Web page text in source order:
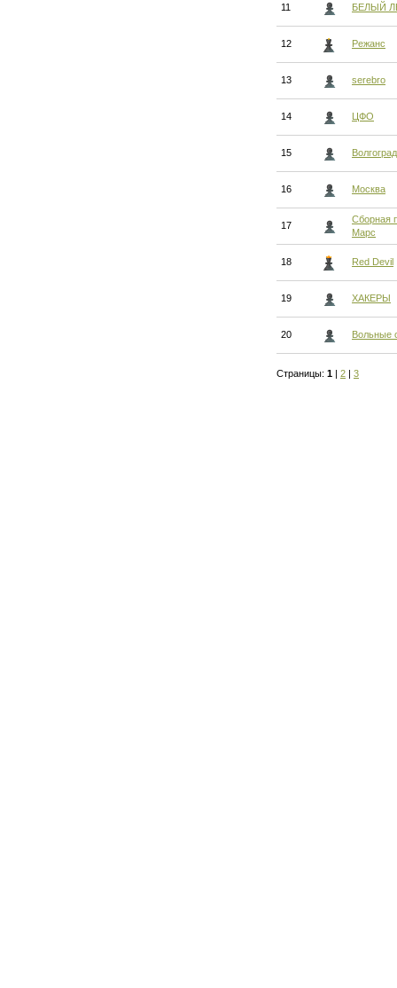
11 БЕЛЫЙ
12 Режанс
13 serebro
14 ЦФО
15 Волгоград
16 Москва
17
Сборная
Марс
18 Red Devil
19 ХАКЕРЫ
20 Вольные
Страницы: 1 | 2 | 3